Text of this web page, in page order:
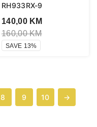
RH933RX-9
140,00 KM
160,00KM
SAVE 13%
8 9 10 →